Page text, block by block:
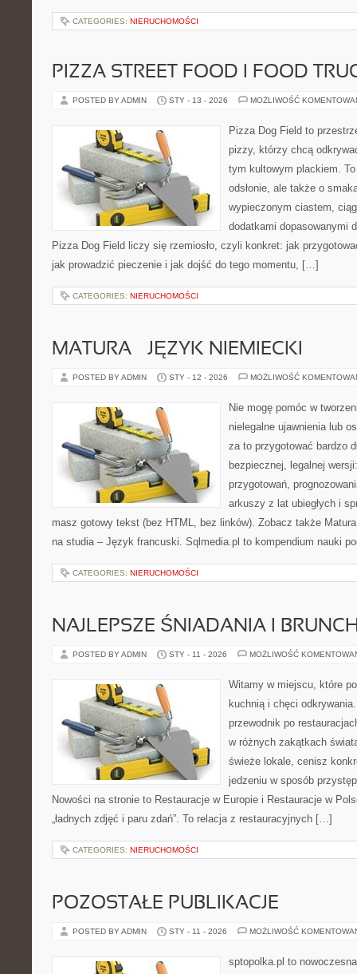
CATEGORIES: NIERUCHOMOŚCI
PIZZA STREET FOOD I FOOD
POSTED BY ADMIN STY - 13 - 2026 MOŻLIWOŚĆ
Pizza Dog Field to
pizzy, którzy chcą
tym kultowym plackiem.
odsłonie, ale także o
wypieczonym ciastem,
dodatkami dopasowanymi
Pizza Dog Field liczy się rzemiosło, czyli konkret: jak
jak prowadzić pieczenie i jak dojść do tego momentu, […]
CATEGORIES: NIERUCHOMOŚCI
MATURA – JĘZYK NIEMIECKI
POSTED BY ADMIN STY - 12 - 2026 MOŻLIWOŚĆ
Nie mogę pomóc w
nielegalne ujawnienia lub
za to przygotować bardzo
bezpiecznej, legalnej
przygotowań,
arkuszy z lat ubiegłych i
masz gotowy tekst (bez HTML, bez linków). Zobacz także
na studia – Język francuski. Sqlmedia.pl to kompendium nauki
CATEGORIES: NIERUCHOMOŚCI
NAJLEPSZE ŚNIADANIA I
POSTED BY ADMIN STY - 11 - 2026 MOŻLIWOŚĆ
Witamy w miejscu, które
kuchnią i chęci
przewodnik po
w różnych zakątkach
świeże lokale, cenisz
jedzeniu w sposób
Nowości na stronie to Restauracje w Europie i Restauracje w
„ładnych zdjęć i paru zdań”. To relacja z restauracyjnych […]
CATEGORIES: NIERUCHOMOŚCI
POZOSTAŁE PUBLIKACJE
POSTED BY ADMIN STY - 11 - 2026 MOŻLIWOŚĆ
sptopolka.pl to